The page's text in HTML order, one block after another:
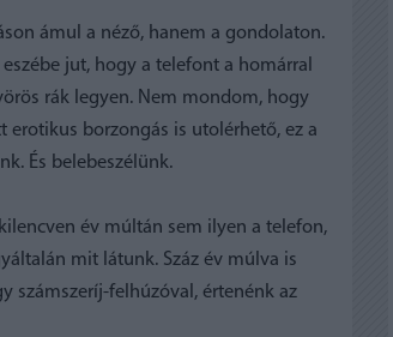
ámul a néző, hanem a gondolaton.
jut, hogy a telefont a homárral
rák legyen. Nem mondom, hogy
erotikus borzongás is utolérhető, ez a
És belebeszélünk.
év múltán sem ilyen a telefon,
mit látunk. Száz év múlva is
számszeríj-felhúzóval, értenénk az